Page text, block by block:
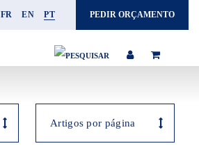
FR EN PT PEDIR ORÇAMENTO